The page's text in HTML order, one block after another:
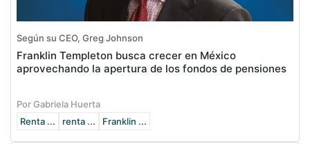
Según su CEO, Greg Johnson
Franklin Templeton busca crecer en México
aprovechando la apertura de los fondos de pensiones
Por Gabriela Huerta
Renta ...
renta ... Franklin ...